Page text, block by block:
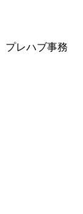
プレハブ事務